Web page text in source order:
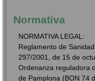
Normativa
NORMATIVA LEGAL:
Reglamento de
297/2001, de 15 de
Ordenanza reguladora
de Pamplona (BON 74